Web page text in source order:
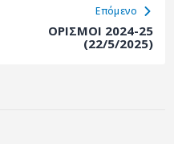
Eπόμενο
ΟΡΙΣΜΟΙ 2024-25
(22/5/2025)